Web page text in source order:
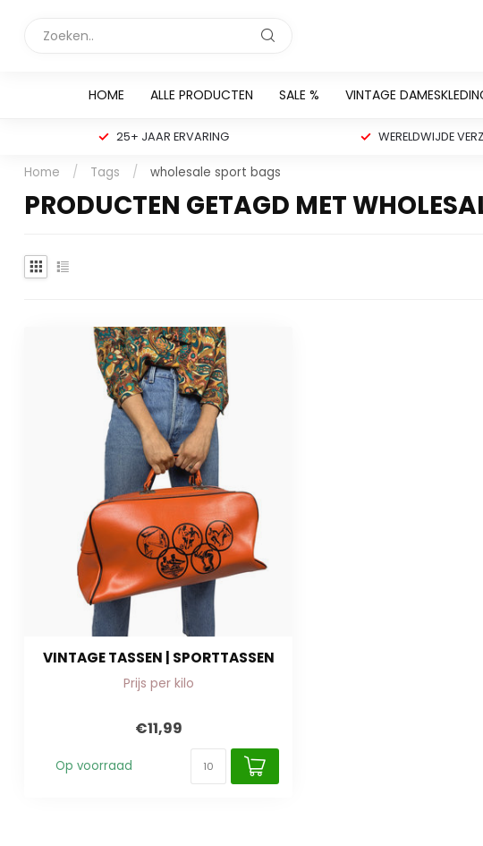
HOME ALLE PRODUCTEN SALE % VINTAGE
25+ JAAR ERVARING WERELDWIJDE
Home / Tags / wholesale sport bags
PRODUCTEN GETAGD MET
VINTAGE TASSEN | SPORTTASSEN
Prijs per kilo
€11,99
Op voorraad